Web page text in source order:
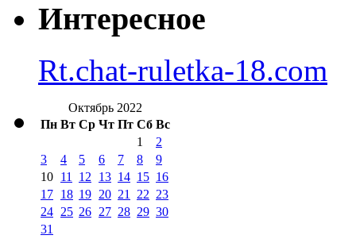
Интересное
Rt.chat-ruletka-18.com
Октябрь 2022
Пн Вт Ср Чт Пт Сб Вс
1
2
3
4 5 6 7 8
9
10 11 12 13 14 15 16
17 18 19 20 21 22 23
24 25 26 27 28 29 30
31